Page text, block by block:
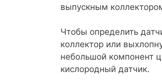
выпускным
Чтобы определить
коллектор или
небольшой компонент
кислородный датчик.